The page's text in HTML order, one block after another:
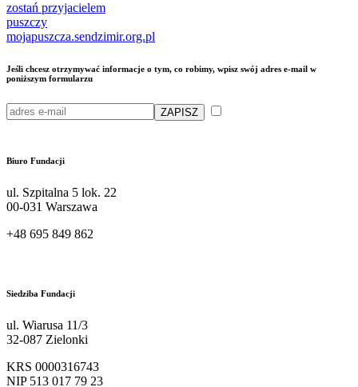
zostań przyjacielem
puszczy
mojapuszcza.sendzimir.org.pl
Jeśli chcesz otrzymywać informacje o tym, co robimy, wpisz swój adres e-mail w
poniższym formularzu
Biuro Fundacji
ul. Szpitalna 5 lok. 22
00-031 Warszawa
+48 695 849 862
Siedziba Fundacji
ul. Wiarusa 11/3
32-087 Zielonki
KRS 0000316743
NIP 513 017 79 23